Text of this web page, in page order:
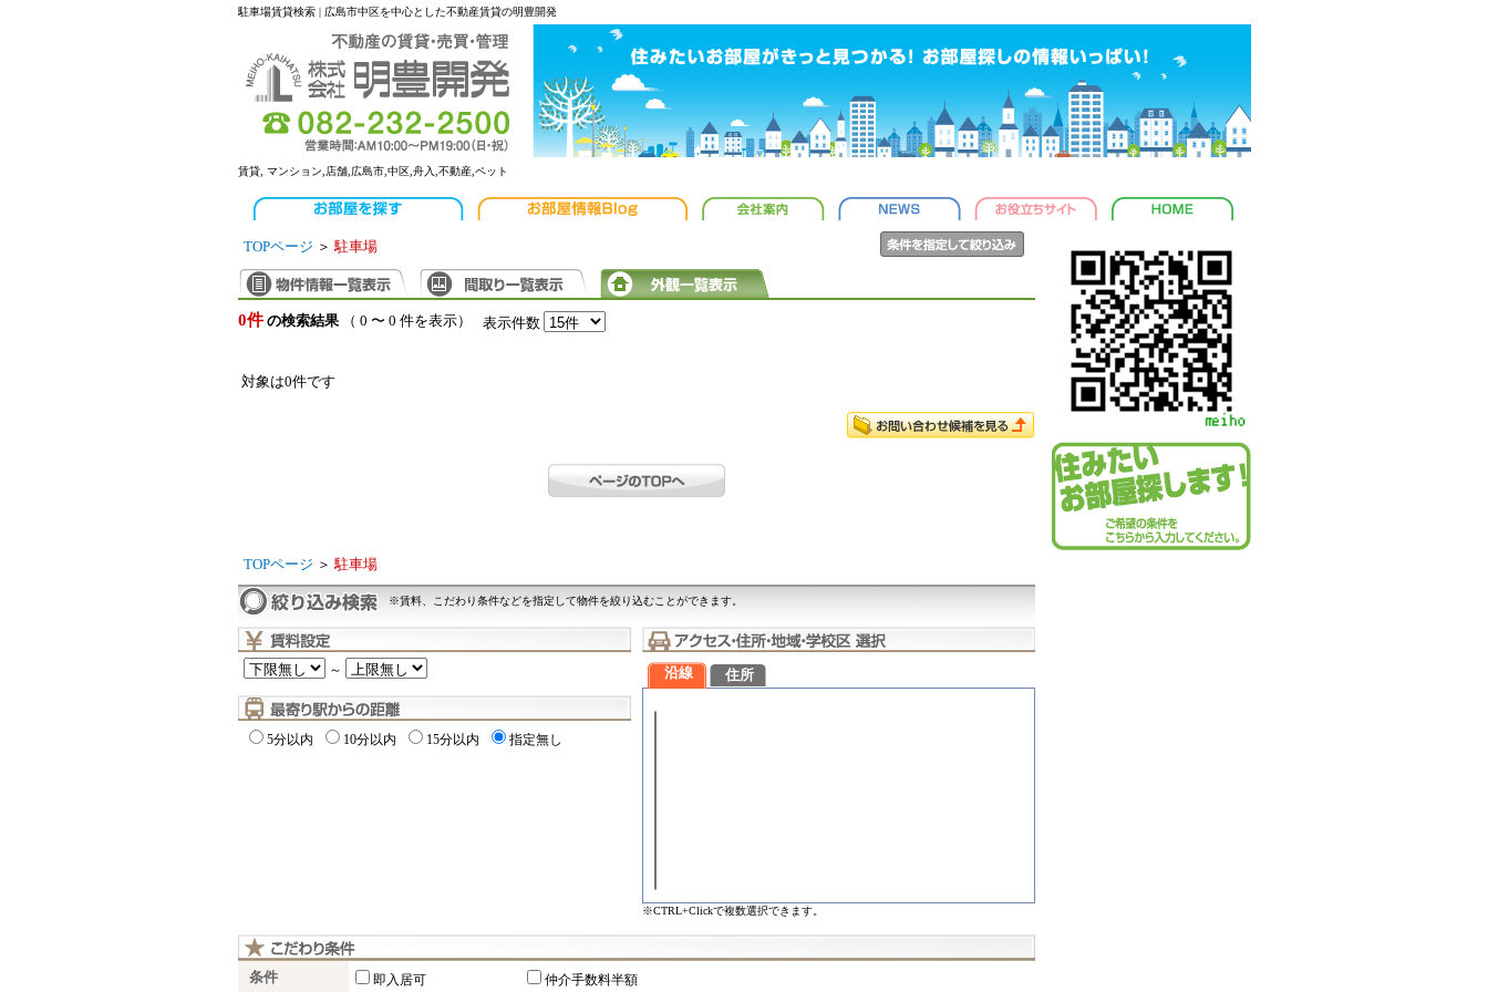
駐車場賃貸検索 | 広島市中区を中心とした不動産賃貸の明豊開発
賃貸, マンション,店舗,広島市,中区,舟入,不動産,ペット
TOPページ ＞駐車場
0件 の検索結果（ 0 〜 0 件を表示） 表示件数
対象は0件です
TOPページ ＞駐車場
※賃料、こだわり条件などを指定して物件を絞り込むことができます。
～
5分以内 10分以内 15分以内 指定無し
沿線 住所
※CTRL+Clickで複数選択できます。
条件 即入居可 仲介手数料半額